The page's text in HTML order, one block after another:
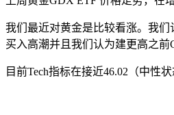
我们最近对黄金是比较看涨。我
买入高潮并且我们认为建更高之前
目前Tech指标在接近46.02（中性状